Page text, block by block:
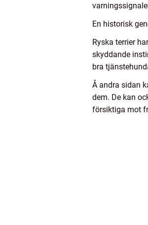
En historisk
Ryska terrier
skyddande
bra
Å andra sidan
dem. De kan
försiktiga mot